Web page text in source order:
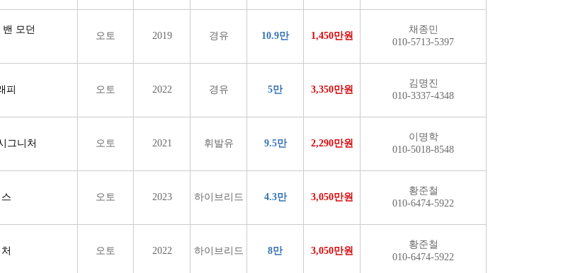
모던
오토 2019 경유 10.9만 1,450만원
채종민
010-5713-5397
피 오토 2022 경유 5만 3,350만원
김명진
010-3337-4348
그니처 오토 2021 휘발유 9.5만 2,290만원
이명학
010-5018-8548
오토 2023 하이브리드 4.3만 3,050만원
황준철
010-6474-5922
오토 2022 하이브리드 8만 3,050만원
황준철
010-6474-5922